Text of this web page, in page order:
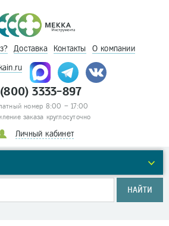
Доставка Контакты О компании
3333-897
номер 8:00 – 17:00
заказа круглосуточно
Личный кабинет
НАЙТИ